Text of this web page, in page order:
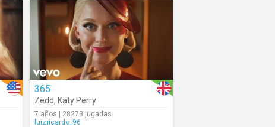
365
Zedd, Katy Perry
7 años | 28273 jugadas
luizricardo_96